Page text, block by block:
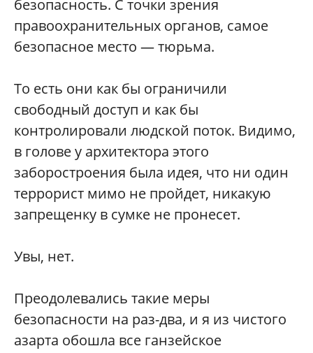
безопасность. С точки зрения
правоохранительных органов, самое
безопасное место — тюрьма.
То есть они как бы ограничили
свободный доступ и как бы
контролировали людской поток. Видимо,
в голове у архитектора этого
заборостроения была идея, что ни один
террорист мимо не пройдет, никакую
запрещенку в сумке не пронесет.
Увы, нет.
Преодолевались такие меры
безопасности на раз-два, и я из чистого
азарта обошла все ганзейское